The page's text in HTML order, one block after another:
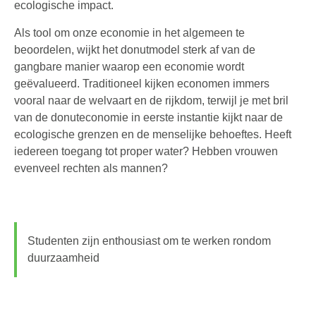
ecologische impact.
Als tool om onze economie in het algemeen te
beoordelen, wijkt het donutmodel sterk af van de
gangbare manier waarop een economie wordt
geëvalueerd. Traditioneel kijken economen immers
vooral naar de welvaart en de rijkdom, terwijl je met bril
van de donuteconomie in eerste instantie kijkt naar de
ecologische grenzen en de menselijke behoeftes. Heeft
iedereen toegang tot proper water? Hebben vrouwen
evenveel rechten als mannen?
Studenten zijn enthousiast om te werken rondom
duurzaamheid